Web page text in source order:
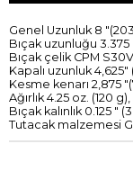
Genel Uzunluk 8 "(203
Bıçak uzunluğu 3.375
Bıçak çelik CPM S30V
Kapalı uzunluk 4,625"
Kesme kenarı 2,875 "(
Ağırlık 4.25 oz (120 g),
Bıçak kalınlık 0.125 " (3
Tutacak malzemesi G